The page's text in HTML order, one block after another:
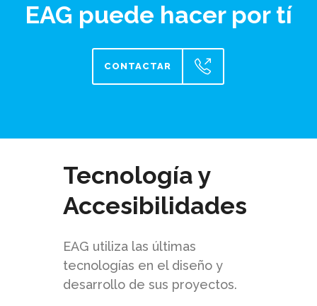
EAG puede hacer por tí
CONTACTAR
Tecnología y
Accesibilidades
EAG utiliza las últimas
tecnologías en el diseño y
desarrollo de sus proyectos.